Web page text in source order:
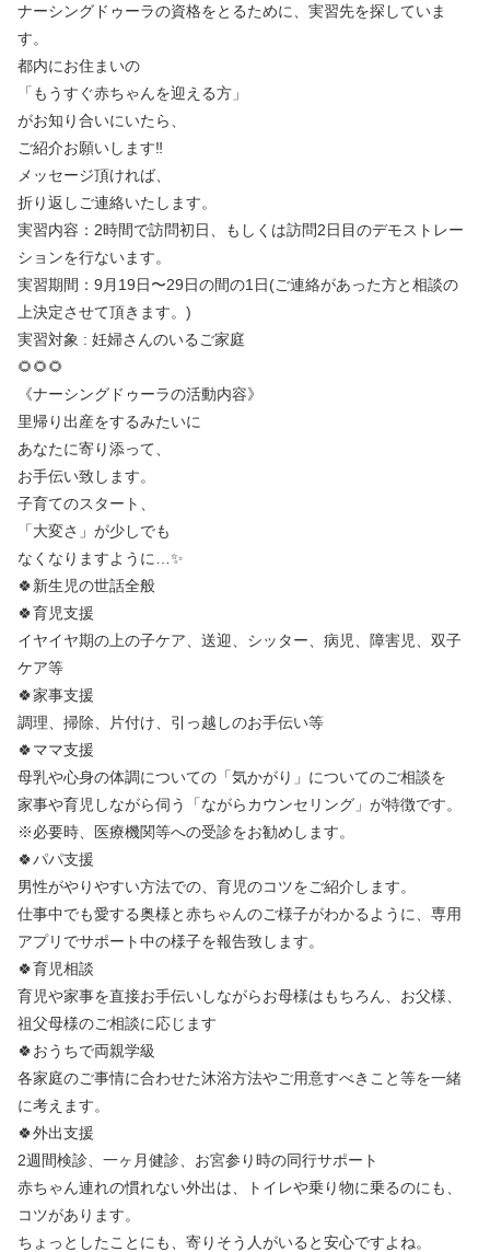
ナーシングドゥーラの資格をとるために、実習先を探していま
す。
都内にお住まいの
「もうすぐ赤ちゃんを迎える方」
がお知り合いにいたら、
ご紹介お願いします‼️
メッセージ頂ければ、
折り返しご連絡いたします。
実習内容：2時間で訪問初日、もしくは訪問2日目のデモストレー
ションを行ないます。
実習期間：9月19日〜29日の間の1日(ご連絡があった方と相談の
上決定させて頂きます。)
実習対象 : 妊婦さんのいるご家庭
🌻🌻🌻
《ナーシングドゥーラの活動内容》
里帰り出産をするみたいに
あなたに寄り添って、
お手伝い致します。
子育てのスタート、
「大変さ」が少しでも
なくなりますように…✨
🍀新生児の世話全般
🍀育児支援
イヤイヤ期の上の子ケア、送迎、シッター、病児、障害児、双子
ケア等
🍀家事支援
調理、掃除、片付け、引っ越しのお手伝い等
🍀ママ支援
母乳や心身の体調についての「気かがり」についてのご相談を
家事や育児しながら伺う「ながらカウンセリング」が特徴です。
※必要時、医療機関等への受診をお勧めします。
🍀パパ支援
男性がやりやすい方法での、育児のコツをご紹介します。
仕事中でも愛する奥様と赤ちゃんのご様子がわかるように、専用
アプリでサポート中の様子を報告致します。
🍀育児相談
育児や家事を直接お手伝いしながらお母様はもちろん、お父様、
祖父母様のご相談に応じます
🍀おうちで両親学級
各家庭のご事情に合わせた沐浴方法やご用意すべきこと等を一緒
に考えます。
🍀外出支援
2週間検診、一ヶ月健診、お宮参り時の同行サポート
赤ちゃん連れの慣れない外出は、トイレや乗り物に乗るのにも、
コツがあります。
ちょっとしたことにも、寄りそう人がいると安心ですよね。